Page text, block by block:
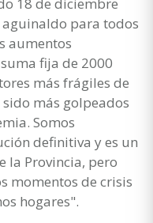
para todos
aumentos
fija de 2000
más frágiles de
más golpeados
Somos
definitiva y es un
la Provincia, pero
momentos de crisis
hogares".